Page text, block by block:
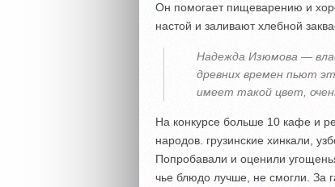
Он помогает пищеварению и
настой и заливают хлебной
Надежда Изюмова —
древних времен пьют
имеет такой цвет,
На конкурсе больше 10 кафе и
народов. грузинские хинкали,
Попробавали и оценили
чье блюдо лучше, не смогли. За